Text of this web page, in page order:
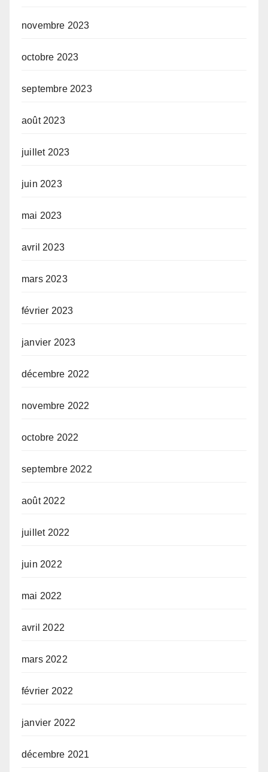
novembre 2023
octobre 2023
septembre 2023
août 2023
juillet 2023
juin 2023
mai 2023
avril 2023
mars 2023
février 2023
janvier 2023
décembre 2022
novembre 2022
octobre 2022
septembre 2022
août 2022
juillet 2022
juin 2022
mai 2022
avril 2022
mars 2022
février 2022
janvier 2022
décembre 2021